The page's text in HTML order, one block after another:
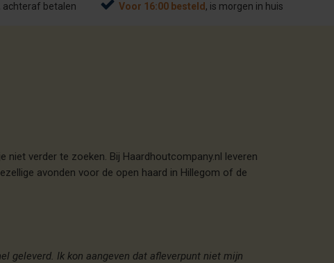
achteraf betalen Voor 16:00 besteld , is morgen in huis
verder te zoeken. Bij Haardhoutcompany.nl leveren
avonden voor de open haard in Hillegom of de
geleverd. Ik kon aangeven dat afleverpunt niet mijn